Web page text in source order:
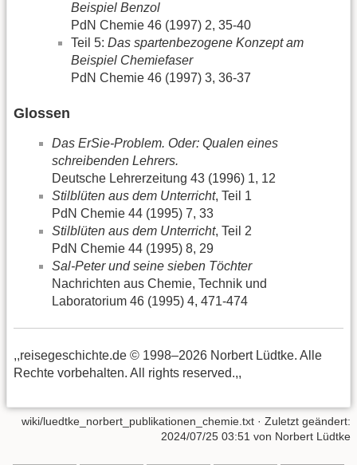
Beispiel Benzol
PdN Chemie 46 (1997) 2, 35-40
Teil 5: Das spartenbezogene Konzept am
Beispiel Chemiefaser
PdN Chemie 46 (1997) 3, 36-37
Glossen
Das ErSie-Problem. Oder: Qualen eines
schreibenden Lehrers.
Deutsche Lehrerzeitung 43 (1996) 1, 12
Stilblüten aus dem Unterricht, Teil 1
PdN Chemie 44 (1995) 7, 33
Stilblüten aus dem Unterricht, Teil 2
PdN Chemie 44 (1995) 8, 29
Sal-Peter und seine sieben Töchter
Nachrichten aus Chemie, Technik und
Laboratorium 46 (1995) 4, 471-474
,,reisegeschichte.de © 1998–2026 Norbert Lüdtke. Alle
Rechte vorbehalten. All rights reserved.,,
wiki/luedtke_norbert_publikationen_chemie.txt · Zuletzt geändert:
2024/07/25 03:51 von Norbert Lüdtke